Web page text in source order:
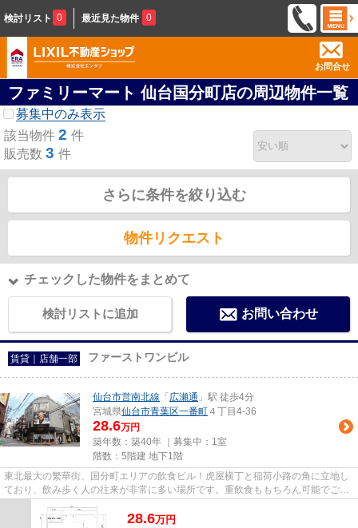
検討リスト 0 最近見た物件 0
お問合せ
ファミリーマート 仙台国分町店の周辺物件一覧
募集中のみ表示
該当物件 2 件
販売数 3 件
さらに条件を絞り込む
物件リクエスト
チェックした物件をまとめて
検討リストに追加 お問い合わせ
賃貸｜店舗一部 ファーストワンビル
仙台市営南北線 「 広瀬通 」駅 徒歩4分
宮城県仙台市青葉区一番町 ４丁目4-36
28.6万円
築年数：築40年 ｜募集中： 1室
階数：5階建 地下1階
東北最大の繁華街、国分町エリアの飲食ビル！虎屋横丁と稲荷小路の角に立地し
ており、飲み歩く人の往来が非常に多い場所です。重飲食ももちろん可能でござ
いますので、様々な業態でご...
28.6万円